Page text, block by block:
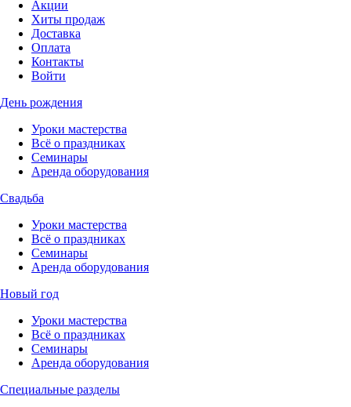
Акции
Хиты продаж
Доставка
Оплата
Контакты
Войти
День рождения
Уроки мастерства
Всё о праздниках
Семинары
Аренда оборудования
Свадьба
Уроки мастерства
Всё о праздниках
Семинары
Аренда оборудования
Новый год
Уроки мастерства
Всё о праздниках
Семинары
Аренда оборудования
Специальные разделы